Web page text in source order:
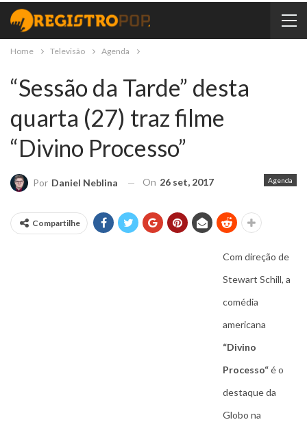
Home Televisão Agenda
“Sessão da Tarde” desta
quarta (27) traz filme
“Divino Processo”
Agenda
Por Daniel Neblina On 26 set, 2017
Compartilhe
Com direção de
Stewart Schill, a
comédia
americana
“Divino
Processo“é o
destaque da
Globo na